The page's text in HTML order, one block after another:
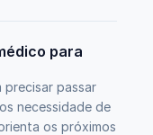
para
precisar passar
necessidade de
os próximos